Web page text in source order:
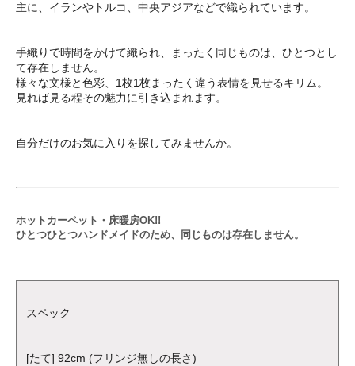
主に、イランやトルコ、中央アジアなどで織られています。
手織りで時間をかけて織られ、まったく同じものは、ひとつとし
て存在しません。
様々な文様と色彩、1枚1枚まったく違う表情を見せるキリム。
見れば見る程その魅力に引き込まれます。
自分だけのお気に入りを探してみませんか。
ホットカーペット・床暖房OK!!
ひとつひとつハンドメイドのため、同じものは存在しません。
スペック
[たて] 92cm (フリンジ無しの長さ)